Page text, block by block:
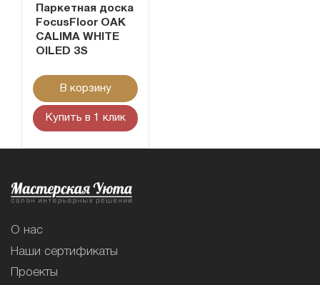
Паркетная доска
FocusFloor OAK
CALIMA WHITE
OILED 3S
В корзину
Купить в 1 клик
О нас
Наши сертификаты
Проекты